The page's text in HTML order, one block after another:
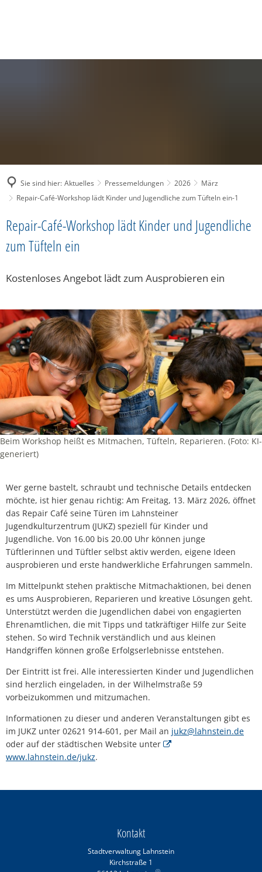
Sie sind hier: Aktuelles Pressemeldungen 2026
März
Repair-Café-Workshop lädt Kinder und Jugendliche zum Tüfteln ein-1
Repair-Café-Workshop lädt Kinder und Jugendliche
zum Tüfteln ein
Kostenloses Angebot lädt zum Ausprobieren ein
Beim Workshop heißt es Mitmachen, Tüfteln, Reparieren. (Foto: KI-
generiert)
Wer gerne bastelt, schraubt und technische Details entdecken
möchte, ist hier genau richtig: Am Freitag, 13. März 2026, öffnet
das Repair Café seine Türen im Lahnsteiner
Jugendkulturzentrum (JUKZ) speziell für Kinder und
Jugendliche. Von 16.00 bis 20.00 Uhr können junge
Tüftlerinnen und Tüftler selbst aktiv werden, eigene Ideen
ausprobieren und erste handwerkliche Erfahrungen sammeln.
Im Mittelpunkt stehen praktische Mitmachaktionen, bei denen
es ums Ausprobieren, Reparieren und kreative Lösungen geht.
Unterstützt werden die Jugendlichen dabei von engagierten
Ehrenamtlichen, die mit Tipps und tatkräftiger Hilfe zur Seite
stehen. So wird Technik verständlich und aus kleinen
Handgriffen können große Erfolgserlebnisse entstehen.
Der Eintritt ist frei. Alle interessierten Kinder und Jugendlichen
sind herzlich eingeladen, in der Wilhelmstraße 59
vorbeizukommen und mitzumachen.
Informationen zu dieser und anderen Veranstaltungen gibt es
im JUKZ unter 02621 914-601, per Mail an jukz@lahnstein.de
oder auf der städtischen Website unter
www.lahnstein.de/jukz.
Kontakt
Stadtverwaltung Lahnstein
Kirchstraße 1